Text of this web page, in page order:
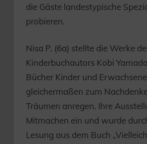
die Gäste landestypische
probieren.
Nisa P. (6a) stellte die Werke
Kinderbuchautors Kobi
Bücher Kinder und Erwachsene
gleichermaßen zum
Träumen anregen. Ihre
Mitmachen ein und wurde
Lesung aus dem Buch